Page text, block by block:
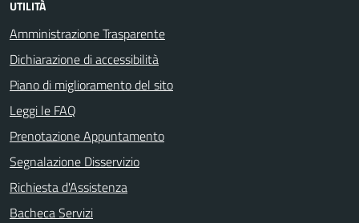
UTILITÀ
Amministrazione Trasparente
Dichiarazione di accessibilità
Piano di miglioramento del sito
Leggi le FAQ
Prenotazione Appuntamento
Segnalazione Disservizio
Richiesta d'Assistenza
Bacheca Servizi